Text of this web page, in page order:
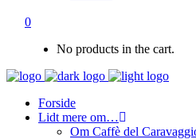
0
No products in the cart.
Forside
Lidt mere om…
Om Caffè del